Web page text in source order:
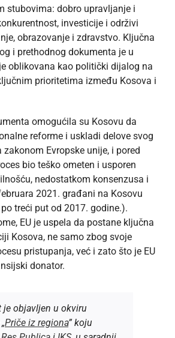
stubovima: dobro upravljanje i
investicije i održivi
obrazovanje i zdravstvo. Ključna
i prethodnog dokumenta je u
oblikovana kao politički dijalog na
prioritetima između Kosova i
omogućila su Kosovu da
reforme i uskladi delove svog
Evropske unije, i pored
bio teško ometen i usporen
nedostatkom konsenzusa i
2021. građani na Kosovu
po treći put od 2017. godine.).
EU je uspela da postane ključna
Kosova, ne samo zbog svoje
pristupanja, već i zato što je EU
donator.
je objavljen u okviru
Priče iz regiona” koju